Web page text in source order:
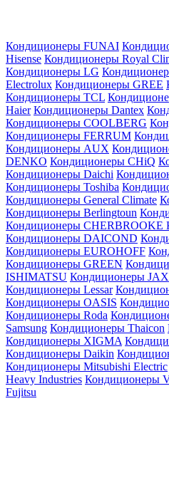
Кондиционеры FUNAI
Hisense Кондиционеры Royal
Кондиционеры LG
Electrolux Кондиционеры GREE
Кондиционеры TCL
Haier Кондиционеры Dantex
Кондиционеры СOOLBERG
Кондиционеры FERRUM
Кондиционеры AUX
DENKO Кондиционеры CHiQ
Кондиционеры Daichi
Кондиционеры Toshiba
Кондиционеры General Climate
Кондиционеры Berlingtoun
Кондиционеры CHERBROOKE
Кондиционеры DAICOND
Кондиционеры EUROHOFF
Кондиционеры GREEN
ISHIMATSU Кондиционеры JAX
Кондиционеры Lessar
Кондиционеры OASIS
Кондиционеры Roda
Samsung Кондиционеры Thaicon
Кондиционеры XIGMA
Кондиционеры Daikin
Кондиционеры Mitsubishi Electric
Heavy Industries Кондиционеры
Fujitsu